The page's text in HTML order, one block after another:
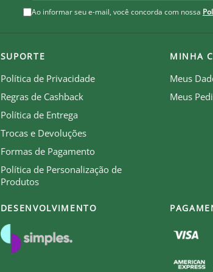
Ao informar seu e-mail, você concorda com nossa
SUPORTE
Política de Privacidade
Regras de Cashback
Política de Entrega
Trocas e Devoluções
Formas de Pagamento
Política de Personalização de
Produtos
MINHA
Meus
Meus
DESENVOLVIMENTO